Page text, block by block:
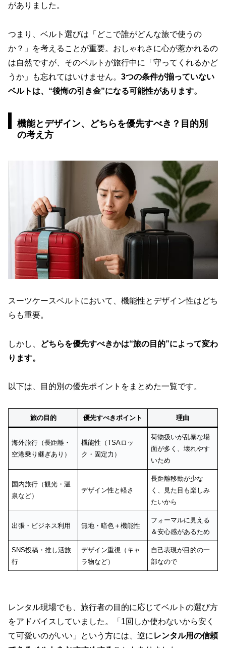
がありました。
つまり、ベルト選びは「どこで誰がどんな旅で使うの
か？」を考えることが重要。おしゃれさに心が惹かれるの
は自然ですが、そのベルトが旅行中に「守ってくれるかど
うか」も忘れてはいけません。 3つの条件が揃っていない
ベルトは、“後悔の引き金”になる可能性があります。
機能とデザイン、どちらを優先すべき？目的別
の考え方
スーツケースベルトにおいて、機能性とデザイン性はどち
らも重要。
しかし、
どちらを優先すべきかは“旅の目的”によって変わ
ります。
以下は、目的別の優先ポイントをまとめた一覧です。
旅の目的 優先すべきポイント 理由
海外旅行（長距離・
空港乗り継ぎあり）
機能性（TSAロッ
ク・固定力）
荷物扱いが乱暴な場
面が多く、壊れやす
いため
国内旅行（観光・温
泉など）
デザイン性と軽さ
長距離移動が少な
く、見た目も楽しみ
たいから
出張・ビジネス利用 無地・暗色＋機能性
フォーマルに見える
＆安心感があるため
SNS投稿・推し活旅
行
デザイン重視（キャ
ラ物など）
自己表現が目的の一
部なので
レンタル現場でも、旅行者の目的に応じてベルトの選び方
をアドバイスしていました。「1回しか使わないから安く
て可愛いのがいい」という方には、逆に レンタル用の信頼